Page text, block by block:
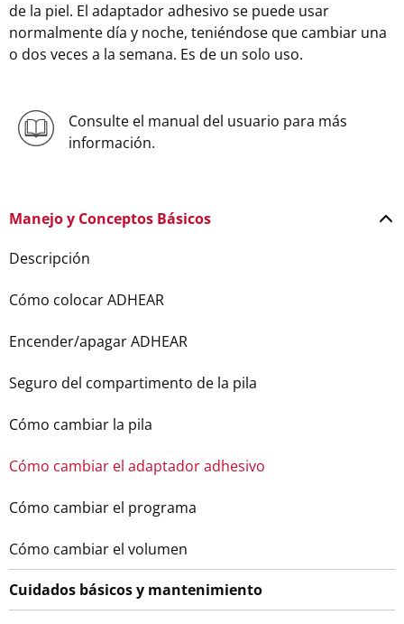
de la piel. El adaptador adhesivo se puede usar
normalmente día y noche, teniéndose que cambiar una
o dos veces a la semana. Es de un solo uso.
Consulte el manual del usuario para más
información.
Manejo y Conceptos Básicos
Descripción
Cómo colocar ADHEAR
Encender/apagar ADHEAR
Seguro del compartimento de la pila
Cómo cambiar la pila
Cómo cambiar el adaptador adhesivo
Cómo cambiar el programa
Cómo cambiar el volumen
Cuidados básicos y mantenimiento